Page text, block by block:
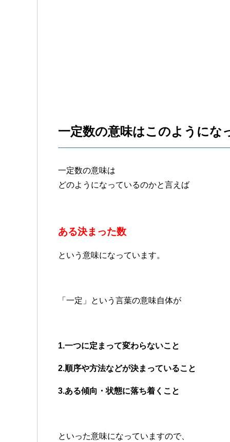
一定数の意味はこのようにな
一定数の意味は
どのようになっているのかと言えば
ある決まった数
という意味になっています。
「一定」という言葉の意味自体が
1.一つに定まって変わらないこと
2.順序や方法などが決まっていること
3.ある傾向・状態に落ち着くこと
といった意味になっていますので、